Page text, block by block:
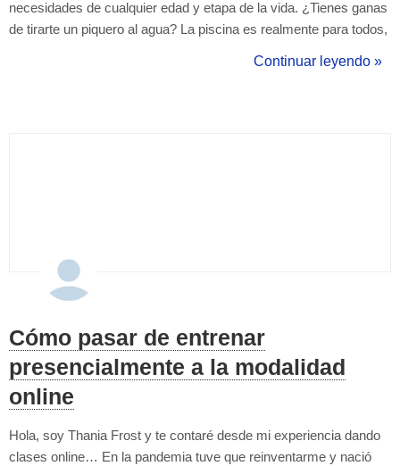
necesidades de cualquier edad y etapa de la vida. ¿Tienes ganas
de tirarte un piquero al agua? La piscina es realmente para todos,
impacto para tus articulaciones, quizás buscas un deporte para tu
Continuar leyendo »
Cómo pasar de entrenar
presencialmente a la modalidad
online
Hola, soy Thania Frost y te contaré desde mi experiencia dando
clases online… En la pandemia tuve que reinventarme y nació